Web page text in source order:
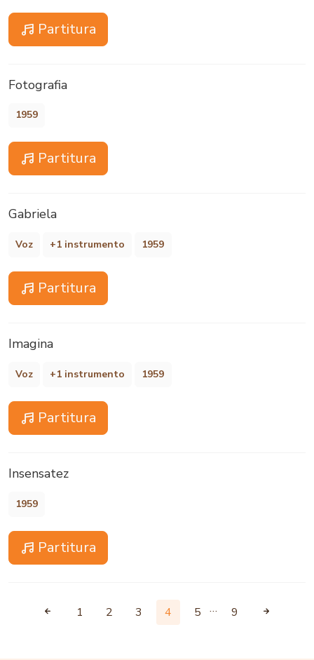
Partitura
Fotografia
1959
Partitura
Gabriela
Voz +1 instrumento 1959
Partitura
Imagina
Voz +1 instrumento 1959
Partitura
Insensatez
1959
Partitura
1 2 3 4 5 … 9